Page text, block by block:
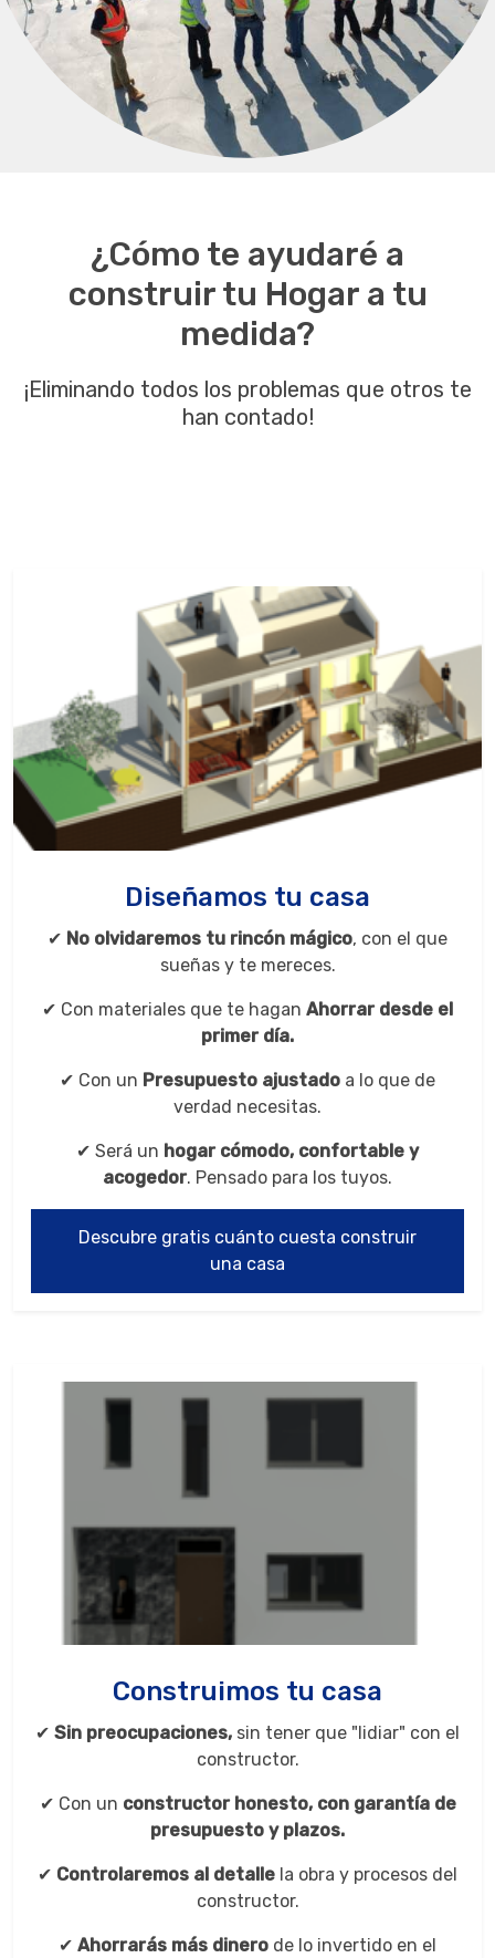
¿Cómo te ayudaré a
construir tu Hogar a tu
medida?
¡Eliminando todos los problemas que otros te
han contado!
Diseñamos tu casa
✔ No olvidaremos tu rincón mágico, con el que
sueñas y te mereces.
✔ Con materiales que te hagan Ahorrar desde el
primer día.
✔ Con un Presupuesto ajustado a lo que de
verdad necesitas.
✔ Será un hogar cómodo, confortable y
acogedor. Pensado para los tuyos.
Descubre gratis cuánto cuesta construir
una casa
Construimos tu casa
✔ Sin preocupaciones, sin tener que "lidiar" con el
constructor.
✔ Con un constructor honesto, con garantía de
presupuesto y plazos.
✔ Controlaremos al detalle la obra y procesos del
constructor.
✔ Ahorrarás más dinero de lo invertido en el